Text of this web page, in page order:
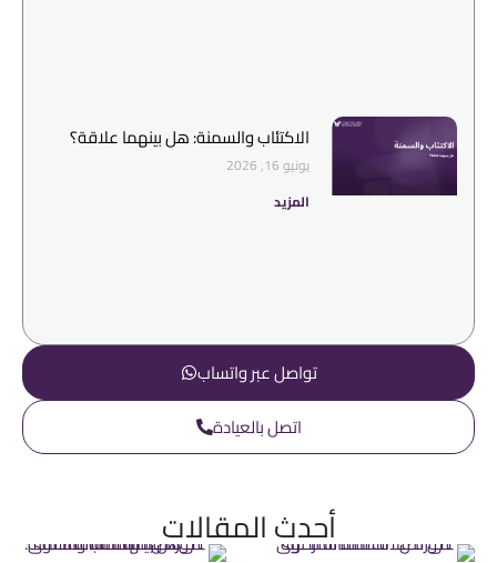
الاكتئاب والسمنة: هل بينهما علاقة؟
يونيو 16, 2026
المزيد
تواصل عبر واتساب
اتصل بالعيادة
أحدث المقالات